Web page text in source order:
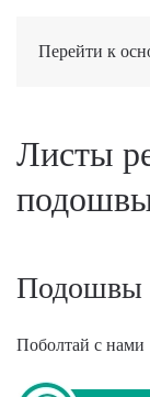
Перейти к
Листы
Подошвы
Поболтай с нами